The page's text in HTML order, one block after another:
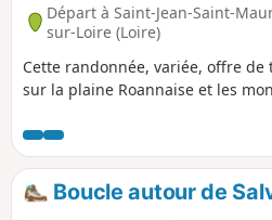
Départ à Saint-Jean-Saint-
sur-Loire (Loire)
Cette randonnée, variée, offre
sur la plaine Roannaise et les
Boucle autour de